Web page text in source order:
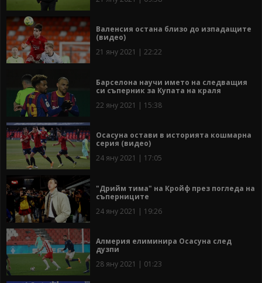
Валенсия остана близо до изпадащите
(видео)
21 яну 2021 | 22:22
Барселона научи името на следващия
си съперник за Купата на краля
22 яну 2021 | 15:38
Осасуна остави в историята кошмарна
серия (видео)
24 яну 2021 | 17:05
"Дрийм тима" на Кройф през погледа на
съперниците
24 яну 2021 | 19:26
Алмерия елиминира Осасуна след
дузпи
28 яну 2021 | 01:23